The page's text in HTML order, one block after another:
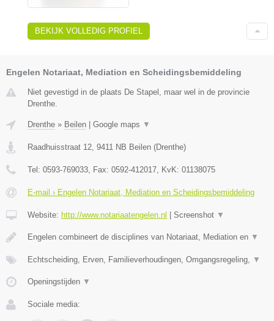
BEKIJK VOLLEDIG PROFIEL
Engelen Notariaat, Mediation en Scheidingsbemiddeling
Niet gevestigd in de plaats De Stapel, maar wel in de provincie
Drenthe.
Drenthe » Beilen Google maps ▼
Raadhuisstraat 12, 9411 NB Beilen (Drenthe)
Tel: 0593-769033, Fax: 0592-412017, KvK: 01138075
E-mail › Engelen Notariaat, Mediation en Scheidingsbemiddeling
Website: http://www.notariaatengelen.nl Screenshot ▼
Engelen combineert de disciplines van Notariaat, Mediation en ▼
Echtscheiding, Erven, Familieverhoudingen, Omgangsregeling, ▼
Openingstijden ▼
Sociale media: